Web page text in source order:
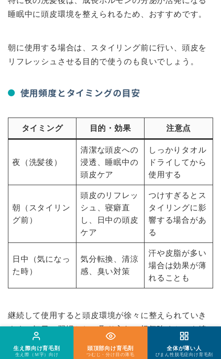
生え際向け育毛剤
生え際（Ｍ字）向け
頭頂部向け育毛剤
つむじ・分け目の薄毛
全体が薄い人
びまん性脱毛症向け育毛剤
睡眠中に頭皮環境を整えられるため、おすすめです。
朝に使用する場合は、スタイリング前に行い、頭皮を
リフレッシュさせる目的で使うのも良いでしょう。
使用頻度とタイミングの目安
タイミング 目的・効果 注意点
夜（洗髪後）
清潔な頭皮への
浸透、睡眠中の
頭皮ケア
しっかりタオル
ドライしてから
使用する
朝（スタイリン
グ前）
頭皮のリフレッ
シュ、寝癖直
し、日中の頭皮
ケア
つけすぎるとス
タイリングに影
響する場合があ
る
日中（気になっ
た時）
気分転換、清涼
感、臭い対策
汗や皮脂が多い
場合は効果が薄
れることも
継続して使用すると頭皮環境が徐々に整えられていき
ます。毎日の習慣として取り入れ、根気強くケアを続
けることが大切です。